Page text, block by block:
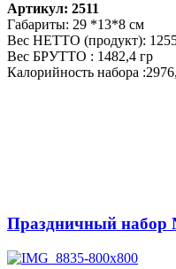
Артикул: 2511
Габариты: 29 *13*8 см
Вес НЕТТО (продукт):
Вес БРУТТО : 1482,4 гр
Калорийность набора
Праздничный набор